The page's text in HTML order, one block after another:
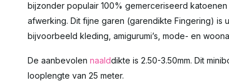
bijzonder populair 100% gemerceriseerd
afwerking. Dit fijne garen (garendikte Fingering) is
bijvoorbeeld kleding, amigurumi’s, mode- en
De aanbevolen naalddikte is 2.50-3.50mm. Dit
looplengte van 25 meter.